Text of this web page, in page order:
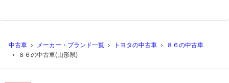
中古車 メーカー・ブランド一覧 トヨタの中古車
８６の中古車
８６の中古車(山形県)